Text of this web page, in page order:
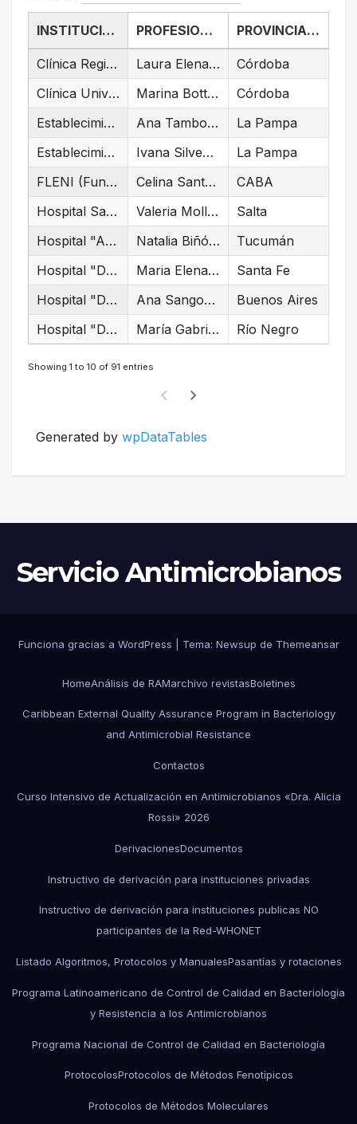
INSTITUCIÓN PROFESIONALES RESPONSABLES PROVINCIA
Clínica Regional del Sud Laura Elena Decca, Claudio Manchado, Agostina Dagatti
Córdoba
Clínica Universitaria Reina Fabiola
Marina Bottiglieri, Nogah Antonini
Córdoba
Establecimiento Asistencial Dr. René Favaloro/Dr. Lucio Molas
Ana Tamborini, Romina Gallo
La Pampa
Establecimiento Asistencial Gobernador Centeno
Ivana Silveyra, Andrea Baroni, Gimena Alcorta
La Pampa
FLENI (Fundación para la Lucha contra las Enfermedades Neurológicas de la Infancia)
Celina Santander, Florencia Gaudenzi Acuña
CABA
Hospital San Bernardo
Valeria Mollo, Viviana Sivila
Salta
Hospital "Angel C. Padilla"
Natalia Biñón, Alicia Recupero, Mariel Caceres
Tucumán
Hospital "Dr José María Cullen"
Maria Elena Nardin, Maria Alejandra Mendosa, Sabrina Cristobal
Santa Fe
Hospital "Dr. Antonio A. Cetrángolo"
Ana Sangoy, Andrea Appendino, Eugenia Tajes
Buenos Aires
Hospital "Dr. Artémides Zatti"
María Gabriela Rivollier, Irene Alonzo, María Carolina Trípodi Río Negro
Showing 1 to 10 of 91 entries
Generated by wpDataTables
Servicio Antimicrobianos
Funciona gracias a WordPress Tema: Newsup de Themeansar
HomeAnálisis de RAMarchivo revistasBoletines
Caribbean External Quality Assurance Program in Bacteriology
and Antimicrobial Resistance
Contactos
Curso Intensivo de Actualización en Antimicrobianos «Dra. Alicia
Rossi» 2026
DerivacionesDocumentos
Instructivo de derivación para instituciones privadas
Instructivo de derivación para instituciones publicas NO
participantes de la Red-WHONET
Listado Algoritmos, Protocolos y ManualesPasantías y rotaciones
Programa Latinoamericano de Control de Calidad en Bacteriología
y Resistencia a los Antimicrobianos
Programa Nacional de Control de Calidad en Bacteriología
ProtocolosProtocolos de Métodos Fenotípicos
Protocolos de Métodos Moleculares